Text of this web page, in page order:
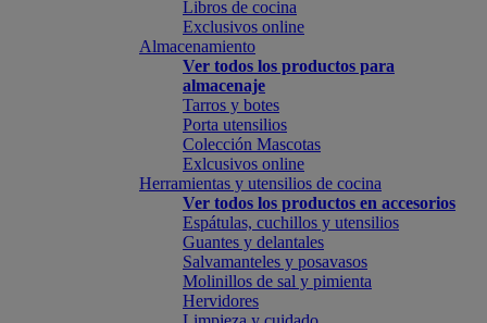
Libros de cocina
Exclusivos online
Almacenamiento
Ver todos los productos para
almacenaje
Tarros y botes
Porta utensilios
Colección Mascotas
Exlcusivos online
Herramientas y utensilios de cocina
Ver todos los productos en accesorios
Espátulas, cuchillos y utensilios
Guantes y delantales
Salvamanteles y posavasos
Molinillos de sal y pimienta
Hervidores